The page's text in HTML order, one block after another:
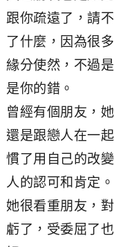
跟你疏遠了，請
了什麼，因為很
緣分使然，不過
是你的錯。
曾經有個朋友，
還是跟戀人在一
慣了用自己的改
人的認可和肯定。
她很看重朋友，
虧了，受委屈了